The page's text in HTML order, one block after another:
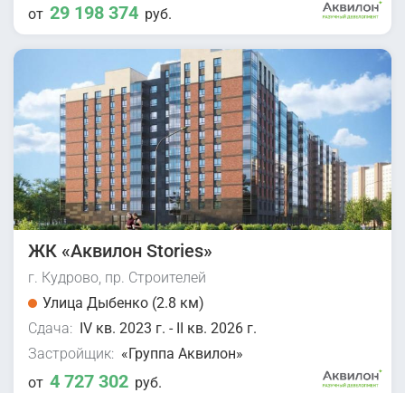
от 29 198 374 руб.
ЖК «Аквилон Stories»
г. Кудрово, пр. Строителей
Улица Дыбенко (2.8 км)
Сдача: IV кв. 2023 г. - II кв. 2026 г.
Застройщик: «Группа Аквилон»
от 4 727 302 руб.